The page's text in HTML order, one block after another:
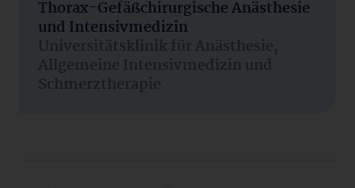
Thorax-Gefäßchirurgische Anästhesie
und Intensivmedizin
Universitätsklinik für Anästhesie,
Allgemeine Intensivmedizin und
Schmerztherapie